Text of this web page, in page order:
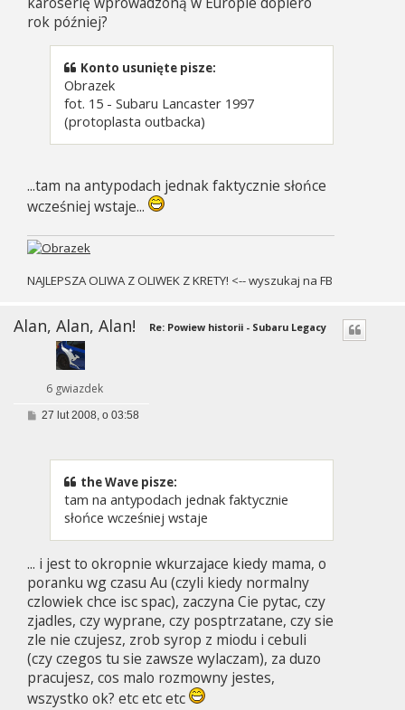
rok później?
Konto usunięte pisze:
Obrazek
fot. 15 - Subaru Lancaster 1997
(protoplasta outbacka)
...tam na antypodach jednak faktycznie słońce
wcześniej wstaje...
NAJLEPSZA OLIWA Z OLIWEK Z KRETY! <-- wyszukaj na FB
Alan, Alan, Alan!
6 gwiazdek
Re: Powiew historii - Subaru Legacy
P27 lut 2008, o 03:58
the Wave pisze:
tam na antypodach jednak faktycznie
słońce wcześniej wstaje
... i jest to okropnie wkurzajace kiedy mama, o
poranku wg czasu Au (czyli kiedy normalny
czlowiek chce isc spac), zaczyna Cie pytac, czy
zjadles, czy wyprane, czy posptrzatane, czy sie
zle nie czujesz, zrob syrop z miodu i cebuli
(czy czegos tu sie zawsze wylaczam), za duzo
pracujesz, cos malo rozmowny jestes,
wszystko ok? etc etc etc